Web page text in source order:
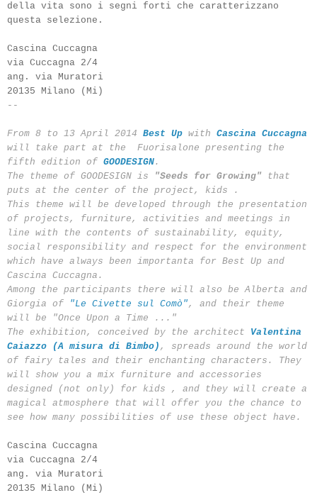
della vita sono i segni forti che caratterizzano
questa selezione.
Cascina Cuccagna
via Cuccagna 2/4
ang. via Muratori
20135 Milano (Mi)
--
From 8 to 13 April 2014 Best Up with Cascina Cuccagna
will take part at the
Fuorisalone presenting
the
fifth edition of GOODESIGN.
The theme of GOODESIGN is "Seeds for Growing"
that
puts at the center of
the project, kids
.
This theme will be developed
through the presentation
of projects, furniture, activities and meetings in
line with
the contents of sustainability, equity,
social responsibility and respect
for the environment
which have always been importanta for Best Up and
Cascina Cuccagna.
Among the participants there will also be Alberta and
Giorgia of "Le Civette sul Comò ",
and their theme
will be "Once Upon a Time ... "
The exhibition,
conceived by the architect
Valentina
Caiazzo
(A misura di Bimbo) , spreads around the world
of fairy tales and their enchanting characters .
They
will show you a mix furniture and accessories
designed (not only) for kids
, and they will create a
magical atmosphere
that will offer you the chance to
see how many possibilities of use these object have .
Cascina Cuccagna
via Cuccagna 2/4
ang. via Muratori
20135 Milano (Mi)